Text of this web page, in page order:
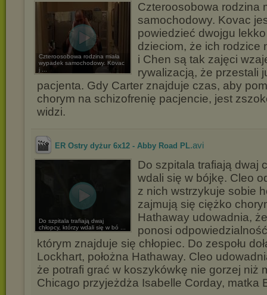
Czteroosobowa rodzina miała
wypadek samochodowy. Kovac
j ...
Czteroosobowa rodzina
samochodowy. Kovac
powiedzieć dwojgu
dzieciom, że ich rodzice
i Chen są tak zajęci
rywalizacją, że przestali
pacjenta. Gdy Carter znajduje czas, aby
chorym na schizofrenię pacjencie, jest
widzi.
ER Ostry dyżur 6x12 - Abby Road PL.avi
Do szpitala trafiają dwaj
chłopcy, którzy wdali się w bó ...
Do szpitala trafiają dwaj
wdali się w bójkę. Cleo
z nich wstrzykuje sobie
zajmują się ciężko
Hathaway udowadnia,
ponosi
którym znajduje się chłopiec. Do zespołu
Lockhart, położna Hathaway. Cleo
że potrafi grać w koszykówkę nie gorzej niż
Chicago przyjeżdża Isabelle Corday, matka